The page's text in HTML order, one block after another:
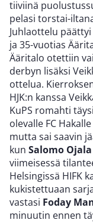
tiiviinä
pelasi torstai-
Juhlaottelu
ja 35-vuotias
Ääritalo otettiin
derbyn lisäksi
ottelua.
HJK:n kanssa
KuPS romahti
olevalle FC
mutta sai saavin
kun Salomo Ojala
viimeisessä
Helsingissä HIFK
kukistettuaan
vastasi Foday
minuutin ennen